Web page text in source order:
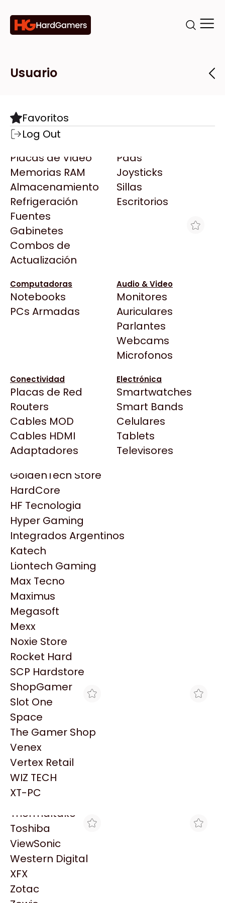
Categorías
Componentes
Motherboards
Microprocesadores
Placas de Video
Memorias RAM
Almacenamiento
Refrigeración
Fuentes
Gabinetes
Combos de
Actualización
Pads
Joysticks
Sillas
Escritorios
Computadoras
Notebooks
PCs Armadas
Audio & Video
Monitores
Auriculares
Parlantes
Webcams
Microfonos
Conectividad
Placas de Red
Routers
Cables MOD
Cables HDMI
Adaptadores
Electrónica
Smartwatches
Smart Bands
Celulares
Tablets
Televisores
Marcas
Todas las Marcas
AMD
AULA
Acer
Adata
AeroCool
Antec
Arkham
Asrock
BenQ
CX
Cooler Master
Deepcool
Dell
EVGA
Gamemax
Genesis
Genius
HP
HyperX
INNO3D
Intel
Kingston
Lenovo
Logitech
MSI
NVIDIA GeForce
NZXT
PNY
Palit
Philips
PowerColor
Razer
Redragon
Samsung
Sandisk
Sapphire
Seagate
Sentey
Solarmax
Thermaltake
Toshiba
ViewSonic
Western Digital
XFX
Zotac
Tiendas
Destacadas
Todas las Tiendas
Click Gaming
Compufan Store
Dinobyte
Full H4rd
Gaming City
Gezatek
GoldenTech Store
HardCore
HF Tecnologia
Hyper Gaming
Integrados Argentinos
Katech
Liontech Gaming
Max Tecno
Maximus
Megasoft
Mexx
Noxie Store
Rocket Hard
SCP Hardstore
ShopGamer
Slot One
Space
The Gamer Shop
Venex
Vertex Retail
WIZ TECH
XT-PC
Usuario
Favoritos
Log Out
PC CX AMD RYZEN 7
5700G+16G+SSD480 (ASUS)
$880.369
Ver producto en la página de Max Tecno
Productos
Similares
Explorá más productos similares
MAX TECNO
PC CX AMD RYZEN 7
5700G+16G+SSD480
(ASUS)
$892.126
MAX TECNO